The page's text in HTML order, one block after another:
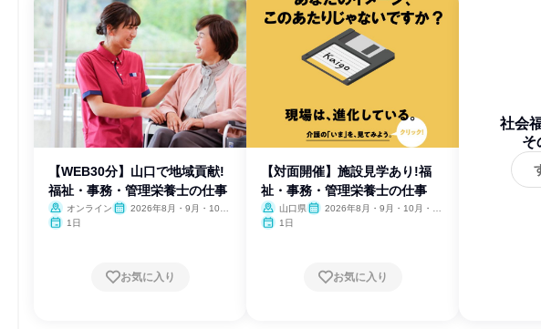
【WEB30分】山口で地域貢献!
福祉・事務・管理栄養士の仕事
オンライン
2026年8月・9月・10
1日
お気に入り
【対面開催】施設見学あり!福
祉・事務・管理栄養士の仕事
山口県
2026年8月・9月・10月・11
1日
お気に入り
社会
そ